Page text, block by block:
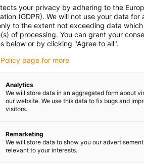
příznivých podmínek
smíchány s různými
již není třeba
your privacy by adhering to the
(GDPR). We will not use your data
to the extent not exceeding data
of processing. You can grant your
below or by clicking "Agree to all".
page for more
Analytics
We will store data in an aggregated form about
our website. We use this data to fix bugs and
visitors.
Remarketing
We will store data to show you our
relevant to your interests.